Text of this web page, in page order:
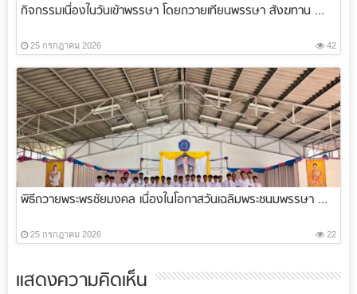
กิจกรรมเนื่องในวันเข้าพรรษา โดยถวายเทียนพรรษา สังฆทาน ...
25 กรกฎาคม 2026 42
พิธีถวายพระพรชัยมงคล เนื่องในโอกาสวันเฉลิมพระชนมพรรษา ...
25 กรกฎาคม 2026 22
แสดงความคิดเห็น